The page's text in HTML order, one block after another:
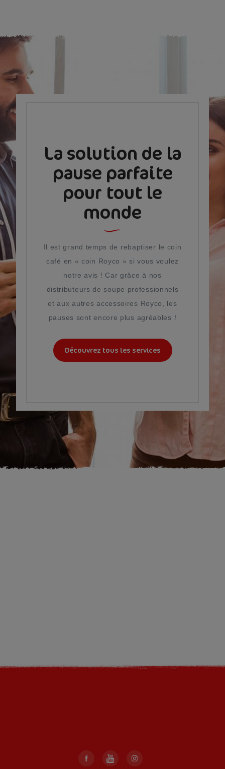
La solution de la
pause parfaite
pour tout le
monde
Il est grand temps de rebaptiser le coin
café en « coin Royco » si vous voulez
notre avis ! Car grâce à nos
distributeurs de soupe professionnels
et aux autres accessoires Royco, les
pauses sont encore plus agréables !
Découvrez tous les services